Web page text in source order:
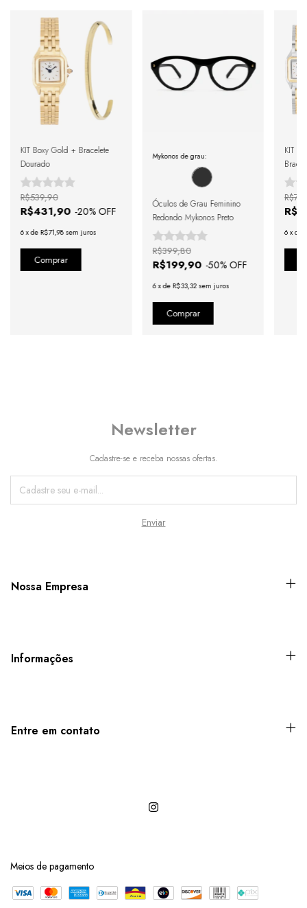
KIT Boxy Gold + Bracelete
Dourado
R$431,90 -20% OFF
R$539,90
6 xde R$71,98 sem juros
Mykonos de grau:
Óculos de Grau Feminino
Redondo Mykonos Preto
R$199,90 -50% OFF
R$399,80
6 xde R$33,32 sem juros
KIT
6 x de
Newsletter
Cadastre-se e receba nossas ofertas.
Nossa Empresa
Informações
Entre em contato
Meios de pagamento